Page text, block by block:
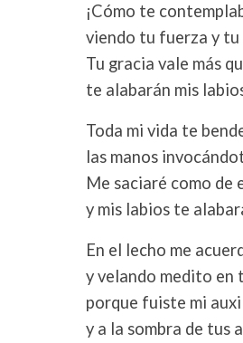
¡Cómo te
viendo tu fuerza y
Tu gracia vale más
te alabarán mis
Toda mi vida te
las manos
Me saciaré como de
y mis labios te
En el lecho me
y velando medito en
porque fuiste mi
y a la sombra de tus